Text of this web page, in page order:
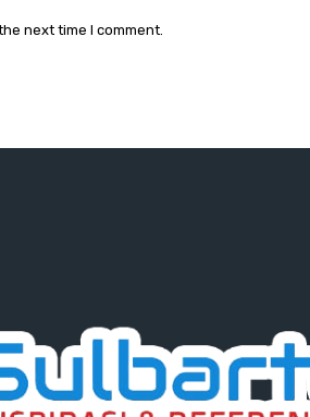
next time I comment.